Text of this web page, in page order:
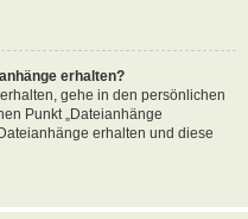
erhalten?
gehe in den persönlichen
Punkt „Dateianhänge
erhalten und diese